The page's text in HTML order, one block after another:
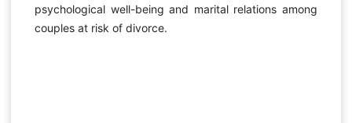
psychological well-being and marital relations among
couples at risk of divorce.